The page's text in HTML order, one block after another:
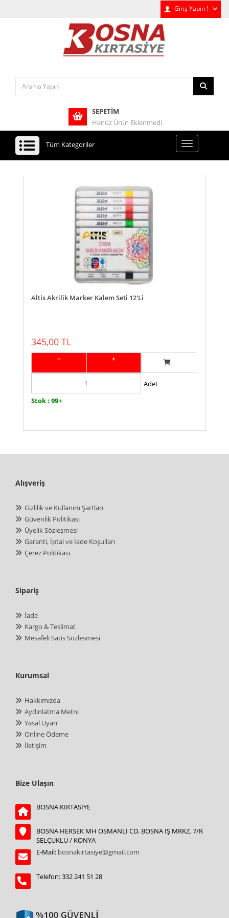
Giriş Yapın !
SEPETIM
Henüz Ürün Eklenmedi
Tüm Kategoriler
Altis Akrilik Marker Kalem Seti 12'Li
345,00 TL
− +
Adet
Stok : 99+
Alışveriş
Gizlilik ve Kullanım Şartları
Güvenlik Politikası
Üyelik Sözleşmesi
Garanti, İptal ve İade Koşulları
Çerez Politikası
Sipariş
İade
Kargo & Teslimat
Mesafeli Satis Sozlesmesi
Kurumsal
Hakkımızda
Aydınlatma Metni
Yasal Uyarı
Online Ödeme
İletişim
Bize Ulaşın
BOSNA KIRTASİYE
BOSNA HERSEK MH OSMANLI CD. BOSNA İŞ MRKZ. 7/R
SELÇUKLU / KONYA
E-Mail: bosnakirtasiye@gmail.com
Telefon: 332 241 51 28